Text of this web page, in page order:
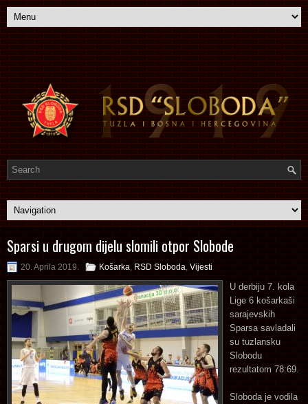
Sparsi u drugom dijelu slomili otpor Slobode
20. Aprila 2019. Košarka RSD Sloboda Vijesti
U derbiju 7. kola
Lige 6 košarkaši
sarajevskih
Sparsa savladali
su tuzlansku
Slobodu
rezultatom 78:69.
Sloboda je vodila